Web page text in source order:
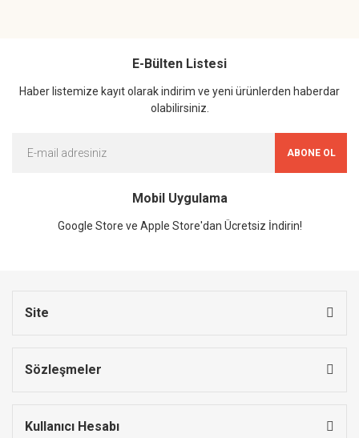
E-Bülten Listesi
Haber listemize kayıt olarak indirim ve yeni ürünlerden haberdar
olabilirsiniz.
ABONE OL
Mobil Uygulama
Google Store ve Apple Store'dan Ücretsiz İndirin!
Site
Sözleşmeler
Kullanıcı Hesabı